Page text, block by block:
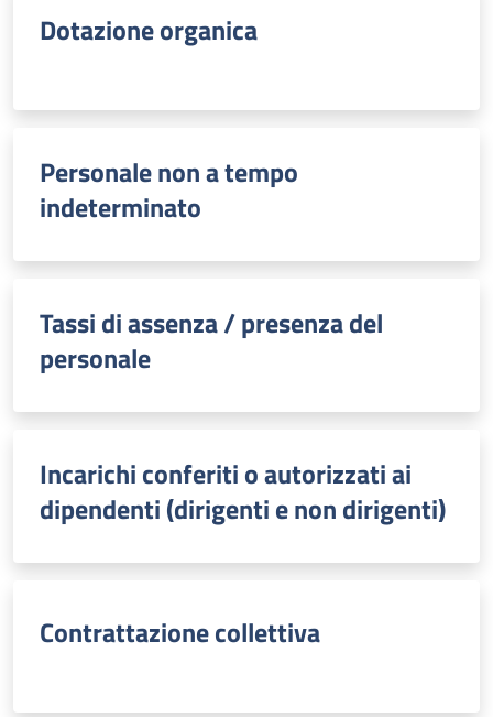
Dotazione organica
Personale non a tempo
indeterminato
Tassi di assenza / presenza del
personale
Incarichi conferiti o autorizzati ai
dipendenti (dirigenti e non dirigenti)
Contrattazione collettiva